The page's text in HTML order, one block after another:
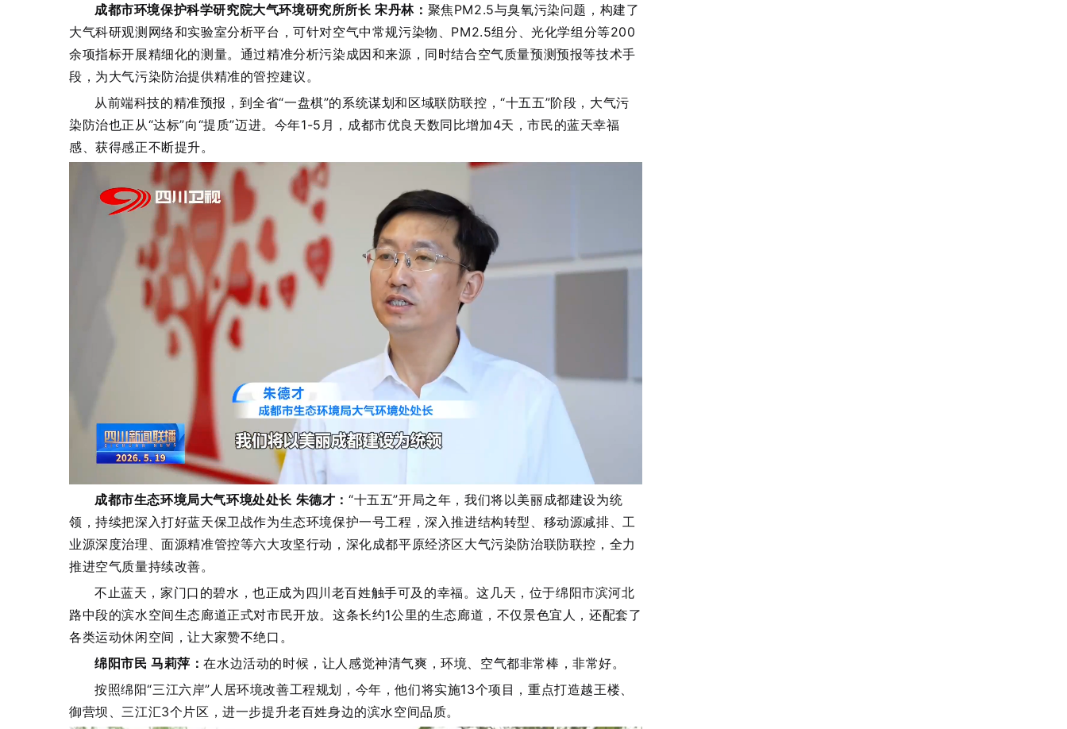
成都市环境保护科学研究院大气环境研究所所长 宋丹林： 聚焦PM2.5与臭氧污染问题，构建了
大气科研观测网络和实验室分析平台，可针对空气中常规污染物、PM2.5组分、光化学组分等200
余项指标开展精细化的测量。通过精准分析污染成因和来源，同时结合空气质量预测预报等技术手
段，为大气污染防治提供精准的管控建议。
从前端科技的精准预报，到全省“一盘棋”的系统谋划和区域联防联控，“十五五”阶段，大气污
染防治也正从“达标”向“提质”迈进。今年1-5月，成都市优良天数同比增加4天，市民的蓝天幸福
感、获得感正不断提升。
成都市生态环境局大气环境处处长 朱德才： “十五五”开局之年，我们将以美丽成都建设为统
领，持续把深入打好蓝天保卫战作为生态环境保护一号工程，深入推进结构转型、移动源减排、工
业源深度治理、面源精准管控等六大攻坚行动，深化成都平原经济区大气污染防治联防联控，全力
推进空气质量持续改善。
不止蓝天，家门口的碧水，也正成为四川老百姓触手可及的幸福。这几天，位于绵阳市滨河北
路中段的滨水空间生态廊道正式对市民开放。这条长约1公里的生态廊道，不仅景色宜人，还配套了
各类运动休闲空间，让大家赞不绝口。
绵阳市民 马莉萍：在水边活动的时候，让人感觉神清气爽，环境、空气都非常棒，非常好。
按照绵阳“三江六岸”人居环境改善工程规划，今年，他们将实施13个项目，重点打造越王楼、
御营坝、三江汇3个片区，进一步提升老百姓身边的滨水空间品质。